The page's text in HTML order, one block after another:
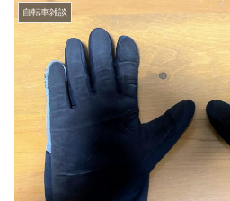
自転車雑談